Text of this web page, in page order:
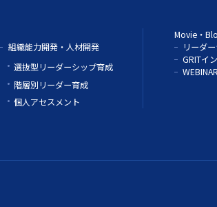
組織能力開発・人材開発
選抜型リーダーシップ育成
階層別リーダー育成
個人アセスメント
Movie・
リーダ
GRITイ
WEBINAR